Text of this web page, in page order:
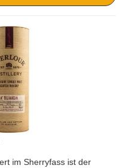
im Sherryfass ist der